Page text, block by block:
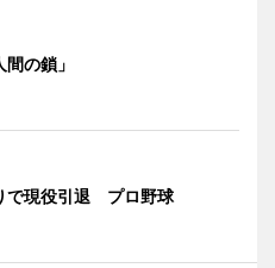
間の鎖」
で現役引退 プロ野球